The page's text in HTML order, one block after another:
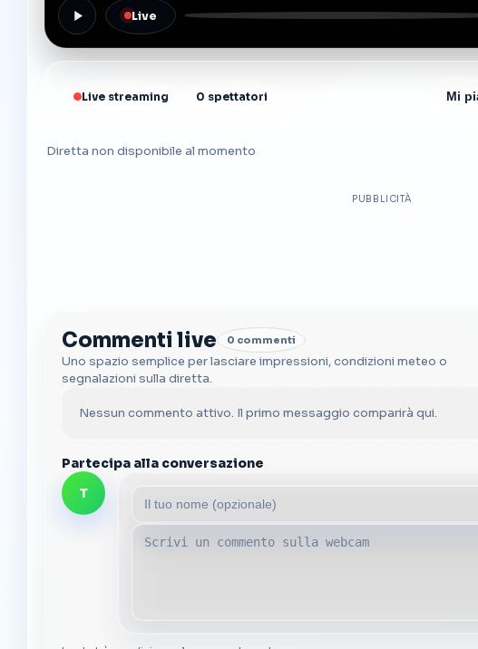
Live
Live streaming 0 spettatori Mi
Diretta non disponibile al momento
PUBBLICITÀ
Commenti live 0 commenti
Uno spazio semplice per lasciare impressioni, condizioni meteo o
segnalazioni sulla diretta.
Nessun commento attivo. Il primo messaggio comparirà qui.
Partecipa alla conversazione
T